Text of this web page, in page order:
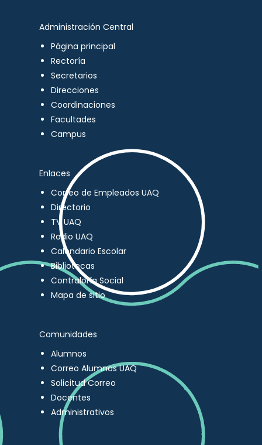
Administración Central
Página principal
Rectoría
Secretarios
Direcciones
Coordinaciones
Facultades
Campus
Enlaces
Correo de Empleados UAQ
Directorio
TV UAQ
Radio UAQ
Calendario Escolar
Bibliotecas
Contraloría Social
Mapa de sitio
Comunidades
Alumnos
Correo Alumnos UAQ
Solicitud Correo
Docentes
Administrativos